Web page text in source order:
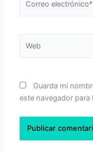
electrónico*
Guarda mi
este navegador para